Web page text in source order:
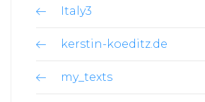
Italy3
kerstin-koeditz.de
my_texts